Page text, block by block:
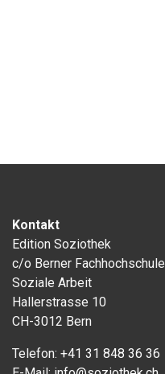
Kontakt
Edition Soziothek
c/o Berner Fachhochschule
Soziale Arbeit
Hallerstrasse 10
CH-3012 Bern
Telefon: +41 31 848 36 36